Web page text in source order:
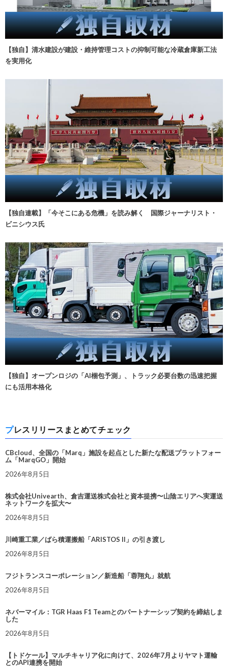
【独自】清水建設が建設・維持管理コストの抑制可能な冷蔵倉庫新工法
を実用化
【独自連載】「今そこにある危機」を読み解く 国際ジャーナリスト・
ビニシウス氏
【独自】オープンロジの「AI梱包予測」、トラック必要台数の迅速把握
にも活用本格化
プレスリリースまとめてチェック
CBcloud、全国の「Marq」施設を起点とした新たな配送プラットフォー
ム「MarqGO」開始
2026年8月5日
株式会社Univearth、倉吉運送株式会社と資本提携〜山陰エリアへ実運送
ネットワークを拡大〜
2026年8月5日
川崎重工業／ばら積運搬船「ARISTOS II」の引き渡し
2026年8月5日
フジトランスコーポレーション／新造船「蓉翔丸」就航
2026年8月5日
ネバーマイル：TGR Haas F1 Teamとのパートナーシップ契約を締結しま
した
2026年8月5日
【トドケール】マルチキャリア化に向けて、2026年7月よりヤマト運輸
とのAPI連携を開始